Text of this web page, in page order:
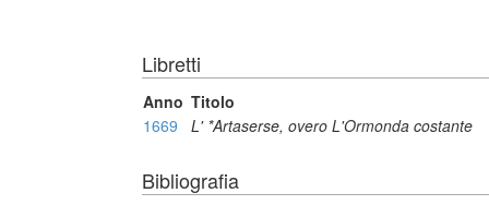
Libretti
Anno Titolo
1669
L' *Artaserse, overo L'Ormonda costante
Bibliografia